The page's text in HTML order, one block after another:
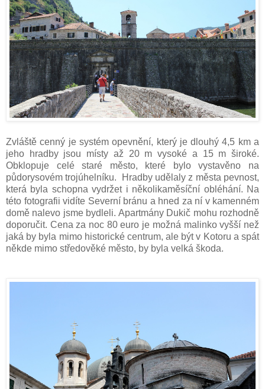
Zvláště cenný je systém opevnění, který je dlouhý 4,5 km a
jeho hradby jsou místy až 20 m vysoké a 15 m široké.
Obklopuje celé staré město, které bylo vystavěno na
půdorysovém trojúhelníku. Hradby udělaly z města pevnost,
která byla schopna vydržet i několikaměsíční obléhání. Na
této fotografii vidíte Severní bránu a hned za ní v kamenném
domě nalevo jsme bydleli. Apartmány Dukič mohu rozhodně
doporučit. Cena za noc 80 euro je možná malinko vyšší než
jaká by byla mimo historické centrum, ale být v Kotoru a spát
někde mimo středověké město, by byla velká škoda.